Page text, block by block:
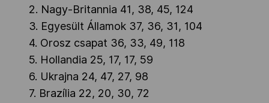
2. Nagy-Britannia 41, 38, 45, 124
3. Egyesült Államok 37, 36, 31, 104
4. Orosz csapat 36, 33, 49, 118
5. Hollandia 25, 17, 17, 59
6. Ukrajna 24, 47, 27, 98
7. Brazília 22, 20, 30, 72